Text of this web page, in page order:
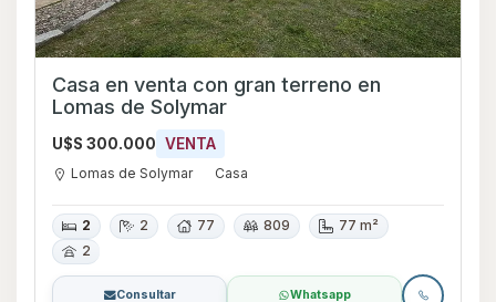
Casa en venta con gran terreno en
Lomas de Solymar
U$S 300.000 VENTA
Lomas de Solymar Casa
2 2 77 809
77 m²
2
Consultar Whatsapp